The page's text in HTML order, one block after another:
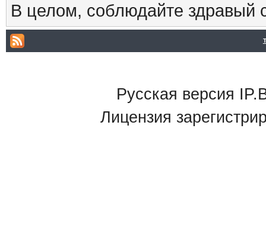
В целом, соблюдайте здравый
Русская версия
Лицензия